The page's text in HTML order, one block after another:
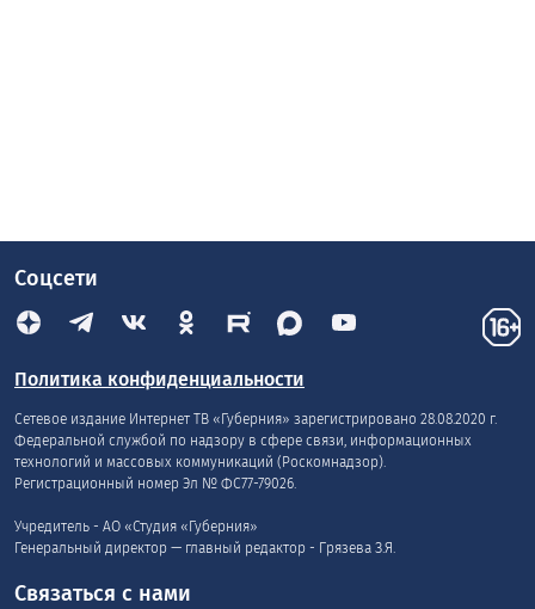
Соцсети
Политика конфиденциальности
Сетевое издание Интернет ТВ «Губерния» зарегистрировано 28.08.2020 г.
Федеральной службой по надзору в сфере связи, информационных
технологий и массовых коммуникаций (Роскомнадзор).
Регистрационный номер Эл № ФС77-79026.
Учредитель - АО «Студия «Губерния»
Генеральный директор — главный редактор - Грязева З.Я.
Связаться с нами